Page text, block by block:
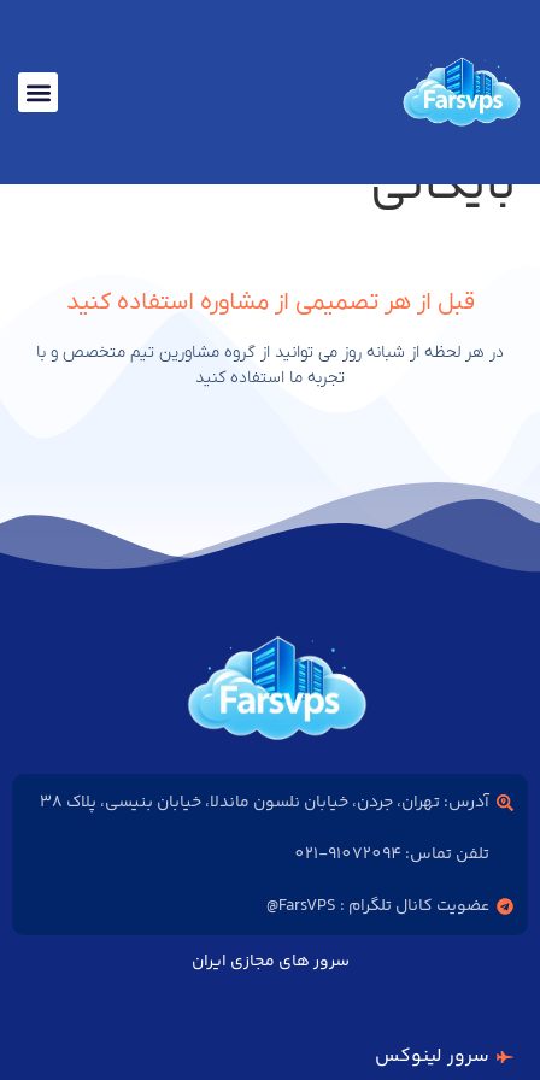
بایگانی
قبل از هر تصمیمی از مشاوره استفاده کنید
در هر لحظه از شبانه روز می توانید از گروه مشاورین تیم متخصص و با
تجربه ما استفاده کنید
آدرس: تهران، جردن، خیابان نلسون ماندلا، خیابان بنیسی، پلاک 38
تلفن تماس: 91072094-021
عضویت کانال تلگرام : FarsVPS@
سرور های مجازی ایران
سرور لینوکس